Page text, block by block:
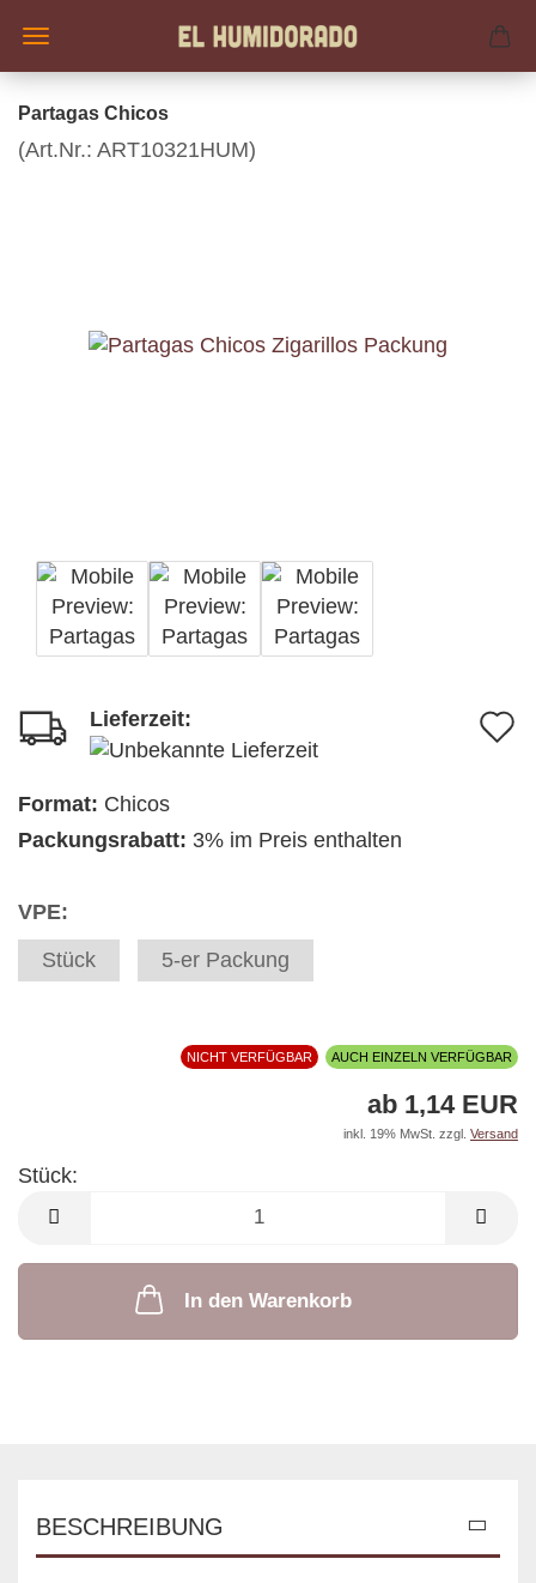
Partagas Chicos
(Art.Nr.: ART10321HUM)
Lieferzeit:
Format: Chicos
Packungsrabatt: 3% im Preis enthalten
VPE:
Stück
5-er Packung
NICHT VERFÜGBAR AUCH EINZELN VERFÜGBAR
ab 1,14 EUR
inkl. 19% MwSt. zzgl. Versand
Stück:
Stück
In den Warenkorb
BESCHREIBUNG